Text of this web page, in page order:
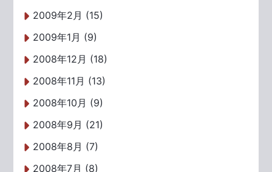
2009年2月 (15)
2009年1月 (9)
2008年12月 (18)
2008年11月 (13)
2008年10月 (9)
2008年9月 (21)
2008年8月 (7)
2008年7月 (8)